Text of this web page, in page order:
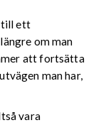
till ett
om man
att fortsätta
man har,
vara